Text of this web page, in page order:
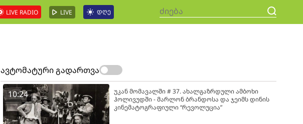
LIVE RADIO LIVE დღე
ავტომატური გადართვა
10:24
უკან მომავალში # 37. ახალგაზრდული ამბოხი
ჰოლივუდში - მარლონ ბრანდოსა და ჯეიმს დინის
კინემატოგრაფიული “რევოლუცია”